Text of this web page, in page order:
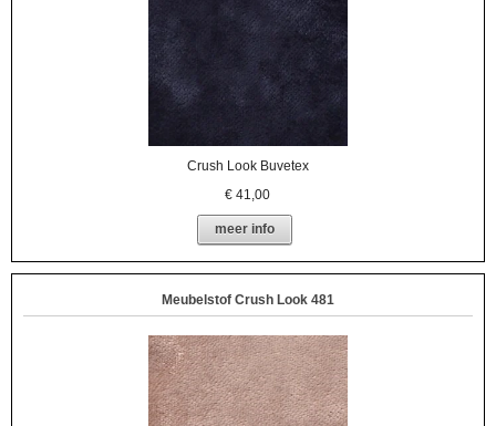
Crush Look Buvetex
€41,00
meer info
Meubelstof Crush Look 481